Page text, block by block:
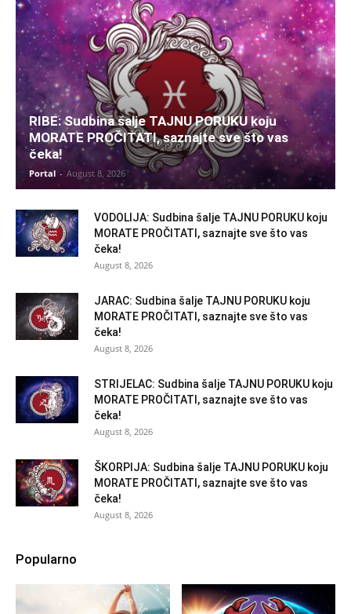
RIBE: Sudbina šalje TAJNU PORUKU koju
MORATE PROČITATI, saznajte sve što vas
čeka!
Portal - August 8, 2026
VODOLIJA: Sudbina šalje TAJNU PORUKU koju
MORATE PROČITATI, saznajte sve što vas
čeka!
August 8, 2026
JARAC: Sudbina šalje TAJNU PORUKU koju
MORATE PROČITATI, saznajte sve što vas
čeka!
August 8, 2026
STRIJELAC: Sudbina šalje TAJNU PORUKU koju
MORATE PROČITATI, saznajte sve što vas
čeka!
August 8, 2026
ŠKORPIJA: Sudbina šalje TAJNU PORUKU koju
MORATE PROČITATI, saznajte sve što vas
čeka!
August 8, 2026
Popularno